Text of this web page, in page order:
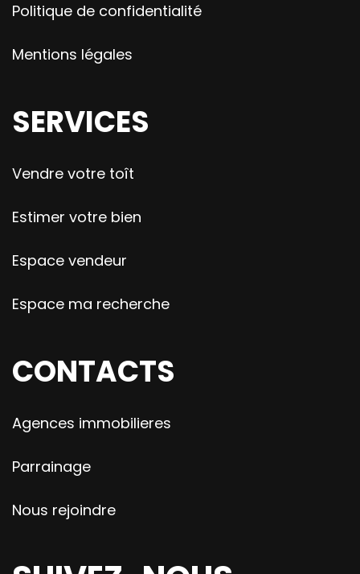
Politique de confidentialité
Mentions légales
SERVICES
Vendre votre toît
Estimer votre bien
Espace vendeur
Espace ma recherche
CONTACTS
Agences immobilieres
Parrainage
Nous rejoindre